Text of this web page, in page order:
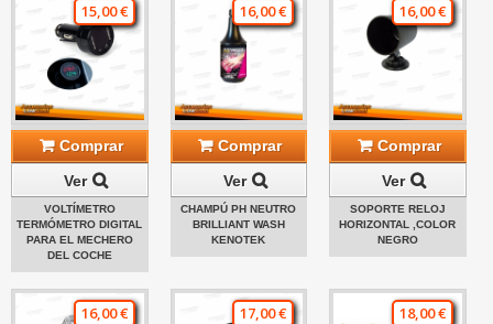
15,00 €
Comprar
Ver
VOLTÍMETRO
TERMÓMETRO DIGITAL
PARA EL MECHERO
DEL COCHE
16,00 €
Comprar
Ver
CHAMPÚ PH NEUTRO
BRILLIANT WASH
KENOTEK
16,00 €
Comprar
Ver
SOPORTE RELOJ
HORIZONTAL ,COLOR
NEGRO
16,00 € 17,00 € 18,00 €